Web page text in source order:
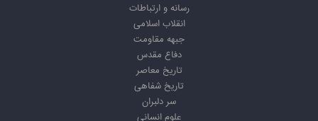
رسانه و ارتباطات
انقلاب اسلامی
جبهه مقاومت
دفاع مقدس
تاریخ معاصر
تاریخ شفاهی
سر دلبران
علوم انسانی